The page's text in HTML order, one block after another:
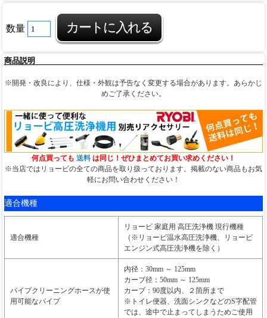
数量
商品説明
※開発・改良により、仕様・外観は予告なく変更する場合があります。あらかじ
めご了承ください。
何点買っても 送料 は同じ！ぜひまとめてお買い求めください！
※当店ではリョービの全ての商品を取り扱っております。掲載のない商品もお気
軽にお問い合わせください！
適合機種
適合機種
リョービ 家庭用 高圧洗浄機 現行機種
（※リョービ温水高圧洗浄機、リョービ
エンジン式高圧洗浄機を除く）
パイプクリーニングホースが使
用可能なパイプ
内径：30mm ～ 125mm
カーブ径：50mm ～ 125mm
カーブ：90度以内、２箇所まで
※トイレ便器、洗面シンクなどのS字配管
では、途中で止まってしまうためご使用